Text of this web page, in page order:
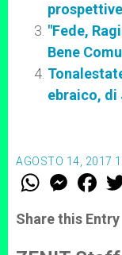
"Fede,
Bene
ebraico, di
AGOSTO 14, 2017
W
t
s
M
e
s
e
F
a
e
b
Share this Entry